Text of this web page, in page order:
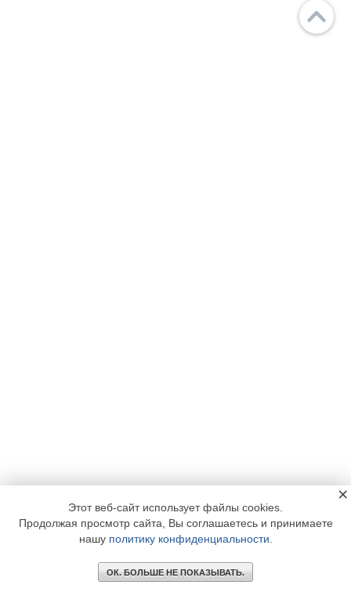
Этот веб-сайт использует файлы cookies.
Продолжая просмотр сайта, Вы соглашаетесь и принимаете
нашу политику конфиденциальности
ОК. БОЛЬШЕ НЕ ПОКАЗЫВАТЬ.
×